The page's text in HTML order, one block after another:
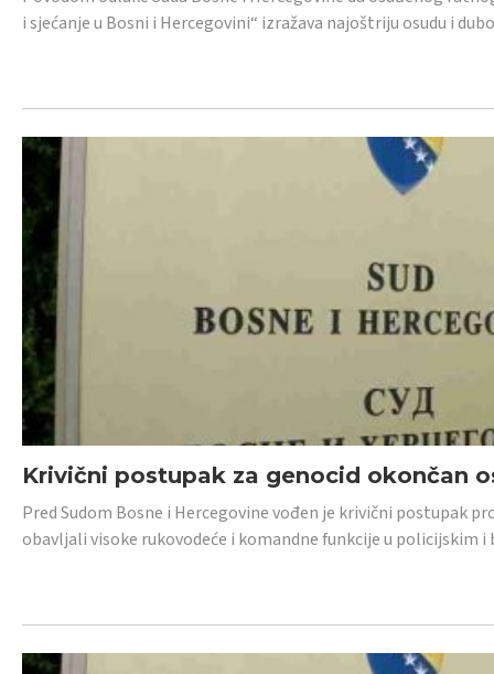
i sjećanje u Bosni i Hercegovini“ izražava najoštriju osudu i
Krivični postupak za genocid okončan
Pred Sudom Bosne i Hercegovine vođen je krivični postupak
obavljali visoke rukovodeće i komandne funkcije u policijskim